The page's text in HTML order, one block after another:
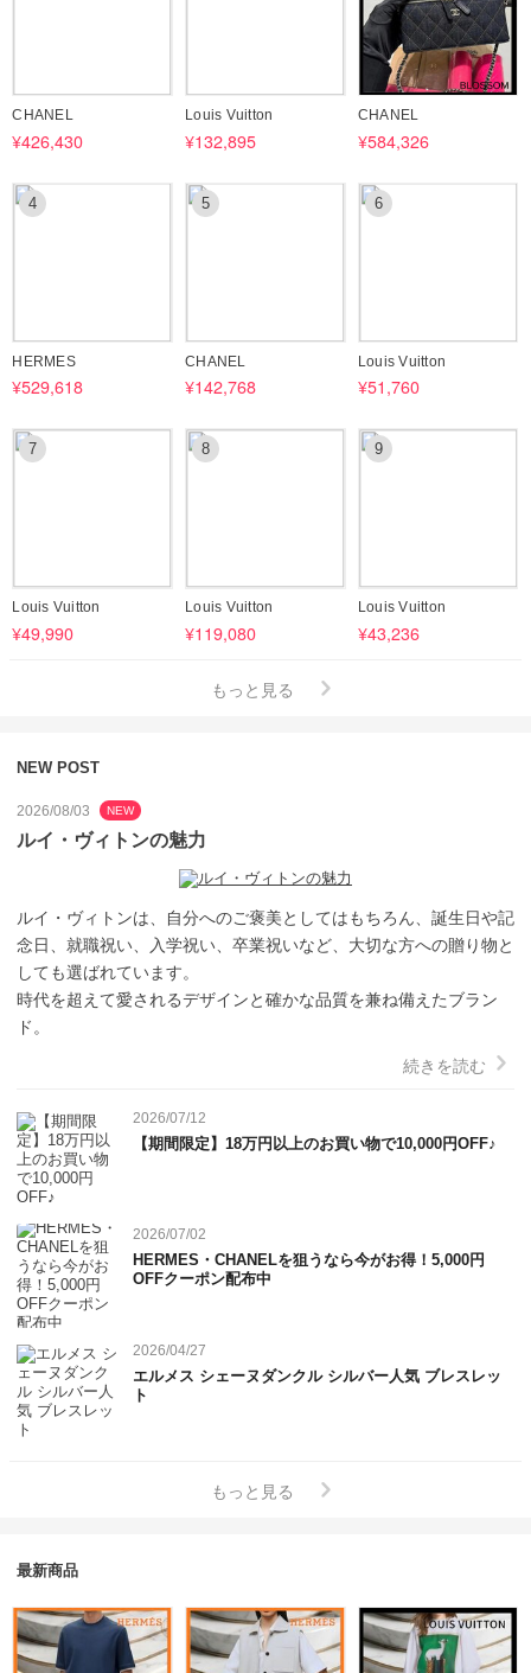
■梱包は簡易ですが丁寧に行っております。過剰包装・ラッピングは行
■汚損や誤配送などがあった場合、5日以内にご連絡ください。画像など
■画面によって色味が異なる場合がございます。ご理解の上ご購入くだ
さい。
■商品によっては付属の箱にダメージがあることがあります。あらかじ
CHANEL
¥426,430
Louis Vuitton
¥132,895
CHANEL
¥584,326
4
HERMES
¥529,618
5
CHANEL
¥142,768
6
Louis Vuitton
¥51,760
7
Louis Vuitton
¥49,990
8
Louis Vuitton
¥119,080
9
Louis Vuitton
¥43,236
もっと見る
NEW POST
2026/08/03 NEW
ルイ・ヴィトンの魅力
ルイ・ヴィトンは、自分へのご褒美としてはもちろん、誕生日や記
念日、就職祝い、入学祝い、卒業祝いなど、大切な方への贈り物と
しても選ばれています。
時代を超えて愛されるデザインと確かな品質を兼ね備えたブラン
ド。
続きを読む
2026/07/12
【期間限定】18万円以上のお買い物で10,000円OFF♪
2026/07/02
HERMES・CHANELを狙うなら今がお得！5,000円
OFFクーポン配布中
2026/04/27
エルメス シェーヌダンクル シルバー人気 ブレスレッ
ト
もっと見る
最新商品